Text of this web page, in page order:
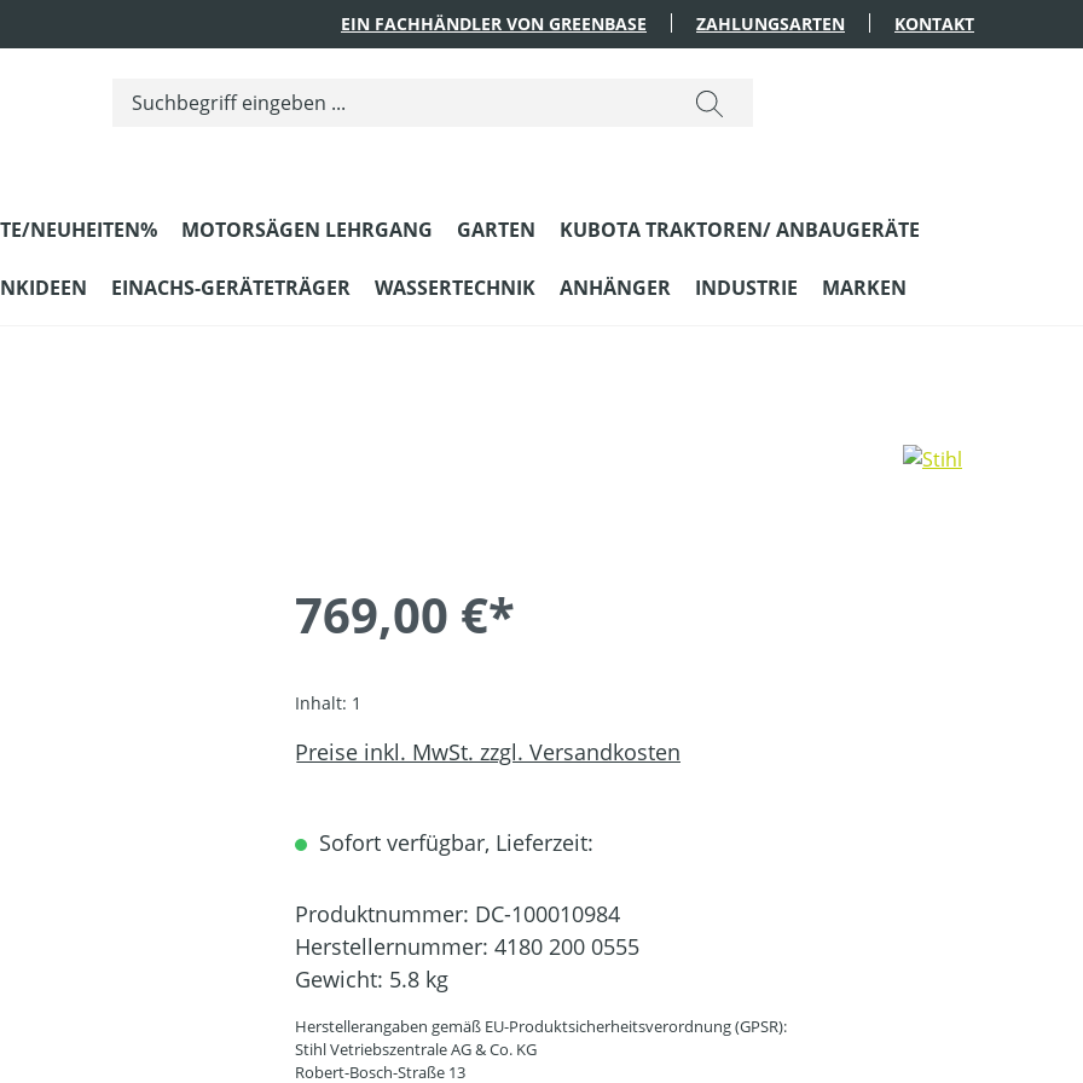
EIN FACHHÄNDLER VON GREENBASE ZAHLUNGSARTEN KONTAKT
NEUHEITEN% MOTORSÄGEN LEHRGANG GARTEN KUBOTA TRAKTOREN/ ANBAUGERÄTE
EINACHS-GERÄTETRÄGER WASSERTECHNIK ANHÄNGER INDUSTRIE MARKEN
769,00 €*
Inhalt: 1
Preise inkl. MwSt. zzgl. Versandkosten
Sofort verfügbar, Lieferzeit:
Produktnummer: DC-100010984
Herstellernummer: 4180 200 0555
Gewicht: 5.8 kg
Herstellerangaben gemäß EU-Produktsicherheitsverordnung (GPSR):
Stihl Vetriebszentrale AG & Co. KG
Robert-Bosch-Straße 13